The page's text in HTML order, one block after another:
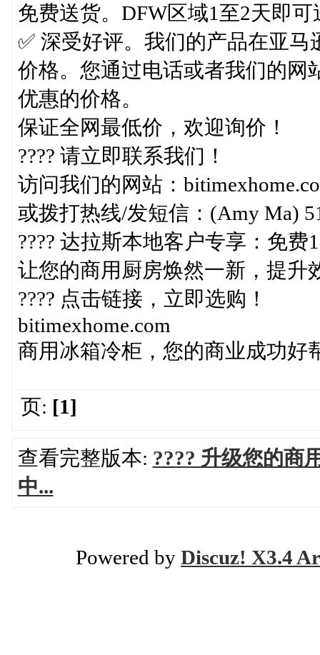
免费送货。DFW区域1至2天即可
✅ 深受好评。我们的产品在亚
价格。您通过电话或者我们的网
优惠的价格。
​保证全网最低价，欢迎询价！
???? 请立即联系我们！
访问我们的网站：
或拨打热线/发短信：(Amy Ma)
???? 达拉斯本地客户专享：免费
让您的商用厨房焕然一新，提升
???? 点击链接，立即选购！
bitimexhome.com
商用冰箱冷柜，您的商业成功好
页: [1]
查看完整版本: ???? 升级您的商
中...
Powered by Discuz! X3.4